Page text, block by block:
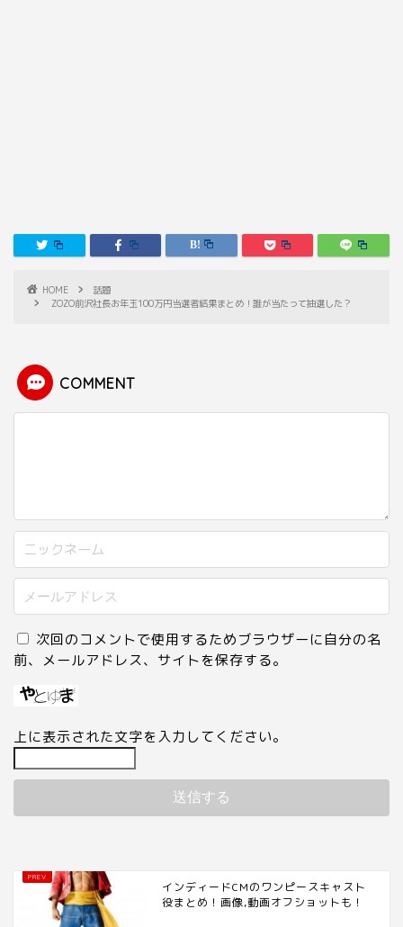
HOME
話題
ZOZO前沢社長お年玉100万円当選者結果まとめ！誰が当たって抽選した？
COMMENT
次回のコメントで使用するためブラウザーに自分の名
前、メールアドレス、サイトを保存する。
上に表示された文字を入力してください。
インディードCMのワンピースキャスト
役まとめ！画像,動画オフショットも！